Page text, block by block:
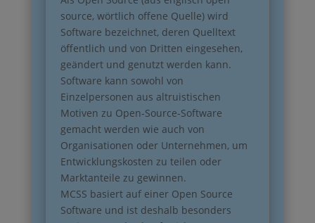
source, wörtlich offene Quelle) wird
Software bezeichnet, deren Quelltext
öffentlich und von Dritten eingesehen,
geändert und genutzt werden kann.
Software kann sowohl von
Einzelpersonen aus altruistischen
Motiven zu Open-Source-Software
gemacht werden wie auch von
Organisationen oder Unternehmen, um
Entwicklungskosten zu teilen oder
Marktanteile zu gewinnen.
MCSS basiert auf einer Open Source
Software und ist deshalb besonders